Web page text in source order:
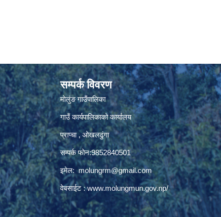
सम्पर्क विवरण
मोलुंङ गाउँपालिका
गाउँ कार्यपालिकाको कार्यालय
प्राप्चा , ओखलढुंगा
सम्पर्क फोन:9852840501
इमेल:molungrm@gmail.com
वेबसाईट :www.molungmun.gov.np/